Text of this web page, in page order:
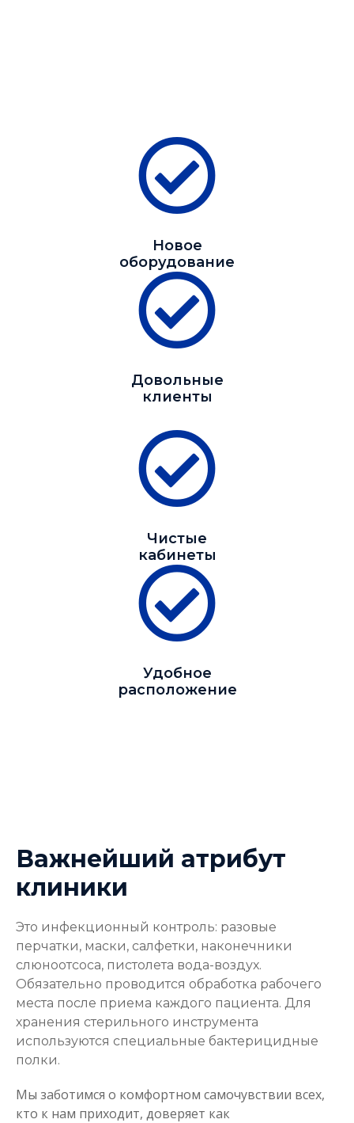
Новое
оборудование
Довольные
клиенты
Чистые
кабинеты
Удобное
расположение
Важнейший атрибут
клиники
Это инфекционный контроль: разовые
перчатки, маски, салфетки, наконечники
слюноотсоса, пистолета вода-воздух.
Обязательно проводится обработка рабочего
места после приема каждого пациента. Для
хранения стерильного инструмента
используются специальные бактерицидные
полки.
Мы заботимся о комфортном самочувствии всех,
кто к нам приходит, доверяет как